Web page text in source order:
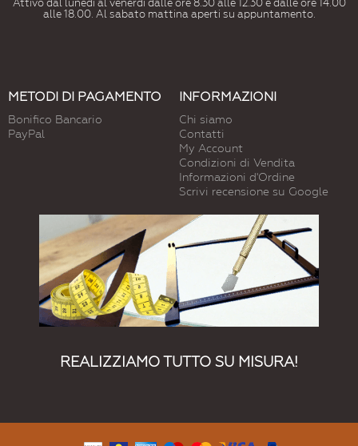
Attivo dal lunedì al venerdì dalle ore 8.30 alle 12.30 e dalle ore 14.00
alle 18.00. Al sabato mattina aperti su appuntamento.
METODI DI PAGAMENTO
Bonifico Bancario
PayPal
INFORMAZIONI
Chi siamo
Contatti
My Account
Condizioni di Vendita
Informazioni d'Ordine
Scrivi recensione su Google
REALIZZIAMO TUTTO SU MISURA!